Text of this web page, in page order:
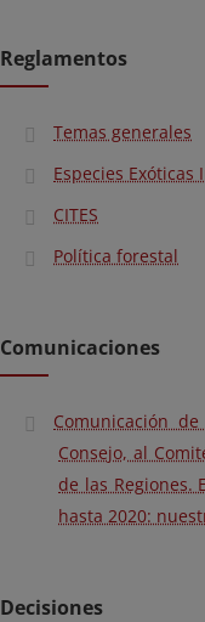
Reglamentos
Temas generales
Especies Exóticas
CITES
Política forestal
Comunicaciones
Comunicación
Consejo, al
de las Regiones.
hasta 2020:
Decisiones